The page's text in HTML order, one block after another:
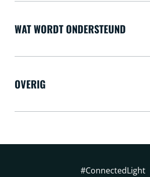
WAT WORDT ONDERSTEUND
OVERIG
#ConnectedLight